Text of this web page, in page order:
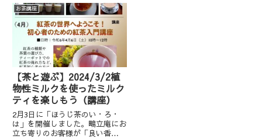
た。タイトル：ファミリー講座
「親子で学ぼう！お茶 」日時：
2025年12月26日（金）10～12時
場所：大磯町図書館2階 ...
お茶講座
【茶と遊ぶ】2024/3/2植
物性ミルクを使ったミルク
ティを楽しもう（講座）
2月3日に「ほうじ茶のい・ろ・
は」を開催しました。鴫立庵にお
立ち寄りのお客様が「良い香